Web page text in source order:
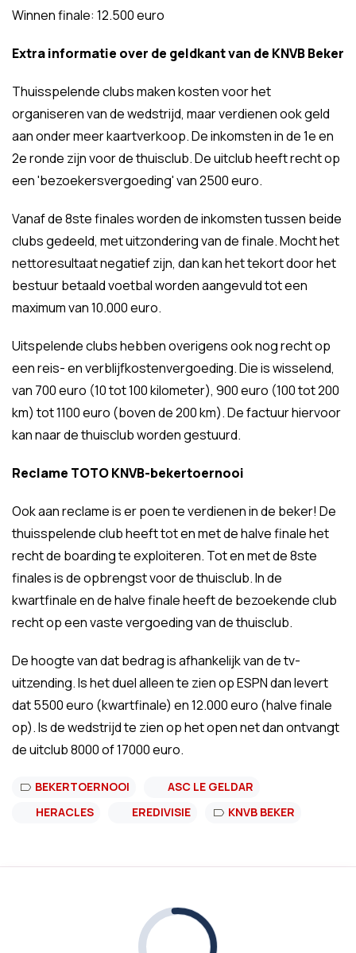
Winnen finale: 12.500 euro
Extra informatie over de geldkant van de KNVB Beker
Thuisspelende clubs maken kosten voor het
organiseren van de wedstrijd, maar verdienen ook geld
aan onder meer kaartverkoop. De inkomsten in de 1e en
2e ronde zijn voor de thuisclub. De uitclub heeft recht op
een 'bezoekersvergoeding' van 2500 euro.
Vanaf de 8ste finales worden de inkomsten tussen beide
clubs gedeeld, met uitzondering van de finale. Mocht het
nettoresultaat negatief zijn, dan kan het tekort door het
bestuur betaald voetbal worden aangevuld tot een
maximum van 10.000 euro.
Uitspelende clubs hebben overigens ook nog recht op
een reis- en verblijfkostenvergoeding. Die is wisselend,
van 700 euro (10 tot 100 kilometer), 900 euro (100 tot 200
km) tot 1100 euro (boven de 200 km). De factuur hiervoor
kan naar de thuisclub worden gestuurd.
Reclame TOTO KNVB-bekertoernooi
Ook aan reclame is er poen te verdienen in de beker! De
thuisspelende club heeft tot en met de halve finale het
recht de boarding te exploiteren. Tot en met de 8ste
finales is de opbrengst voor de thuisclub. In de
kwartfinale en de halve finale heeft de bezoekende club
recht op een vaste vergoeding van de thuisclub.
De hoogte van dat bedrag is afhankelijk van de tv-
uitzending. Is het duel alleen te zien op ESPN dan levert
dat 5500 euro (kwartfinale) en 12.000 euro (halve finale
op). Is de wedstrijd te zien op het open net dan ontvangt
de uitclub 8000 of 17000 euro.
BEKERTOERNOOI
ASC LE GELDAR
HERACLES
EREDIVISIE KNVB BEKER